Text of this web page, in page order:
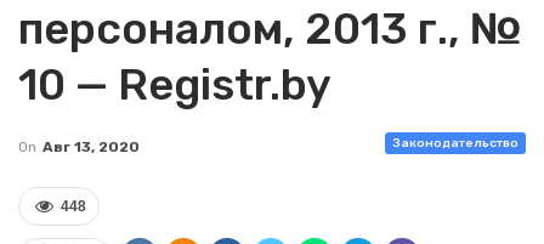
персоналом, 2013 г., №
10 — Registr.by
Законодательство
On Авг 13, 2020
448